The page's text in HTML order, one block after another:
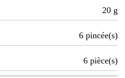
20 g
6 pincée(s)
6 pièce(s)